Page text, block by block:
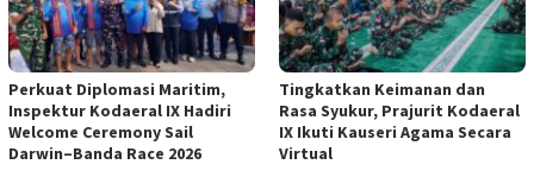
Perkuat Diplomasi Maritim,
Inspektur Kodaeral IX Hadiri
Welcome Ceremony Sail
Darwin–Banda Race 2026
Tingkatkan Keimanan dan
Rasa Syukur, Prajurit Kodaeral
IX Ikuti Kauseri Agama Secara
Virtual